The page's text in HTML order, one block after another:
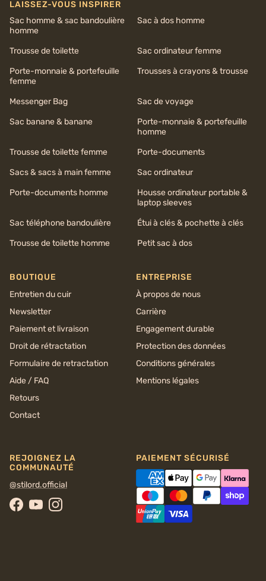
LAISSEZ-VOUS INSPIRER
Sac homme & sac bandoulière
homme
Sac à dos homme
Trousse de toilette
Sac ordinateur femme
Porte-monnaie & portefeuille
femme
Trousses à crayons & trousse
Messenger Bag
Sac de voyage
Sac banane & banane
Porte-monnaie & portefeuille
homme
Trousse de toilette femme
Porte-documents
Sacs & sacs à main femme
Sac ordinateur
Porte-documents homme
Housse ordinateur portable &
laptop sleeves
Sac téléphone bandoulière
Étui à clés & pochette à clés
Trousse de toilette homme
Petit sac à dos
BOUTIQUE
Entretien du cuir
Newsletter
Paiement et livraison
Droit de rétractation
Formulaire de retractation
Aide / FAQ
Retours
Contact
ENTREPRISE
À propos de nous
Carrière
Engagement durable
Protection des données
Conditions générales
Mentions légales
REJOIGNEZ LA
COMMUNAUTÉ
@stilord.official
Facebook
YouTubeInstagram
PAIEMENT SÉCURISÉ